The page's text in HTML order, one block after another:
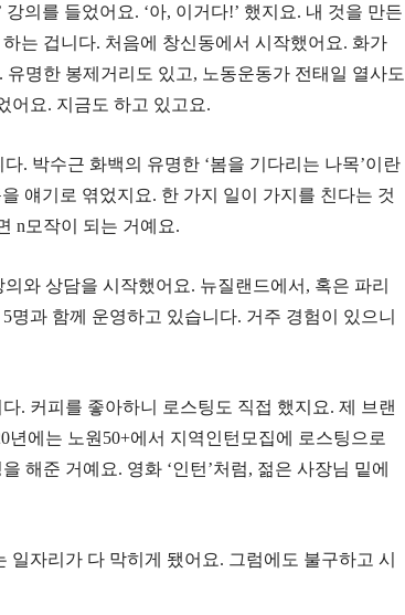
강의를 들었어요. ‘아, 이거다!’ 했지요. 내 것을 만든
는 겁니다. 처음에 창신동에서 시작했어요. 화가
. 유명한 봉제거리도 있고, 노동운동가 전태일 열사도
어요. 지금도 하고 있고요.
다. 박수근 화백의 유명한 ‘봄을 기다리는 나목’이란
얘기로 엮었지요. 한 가지 일이 가지를 친다는 것
n모작이 되는 거예요.
와 상담을 시작했어요. 뉴질랜드에서 , 혹은 파리
5명과 함께 운영하고 있습니다. 거주 경험이 있으니
다. 커피를 좋아하니 로스팅도 직접 했지요. 제 브랜
년에는 노원 50+에서 지역인턴모집에 로스팅으로
해준 거예요. 영화 ‘인턴 ’처럼, 젊은 사장님 밑에
일자리가 다 막히게 됐어요. 그럼에도 불구하고 시